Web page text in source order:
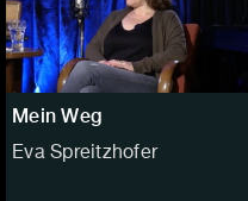
Mein Weg
Eva Spreitzhofer